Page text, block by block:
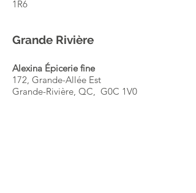
1R6
Grande Rivière
Alexina Épicerie fine
172, Grande-Allée Est
Grande-Rivière, QC, G0C 1V0